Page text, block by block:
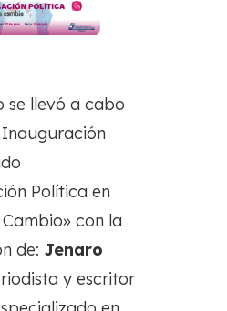
se llevó a cabo
Inauguración
Política en
con la
de: Jenaro
y escritor